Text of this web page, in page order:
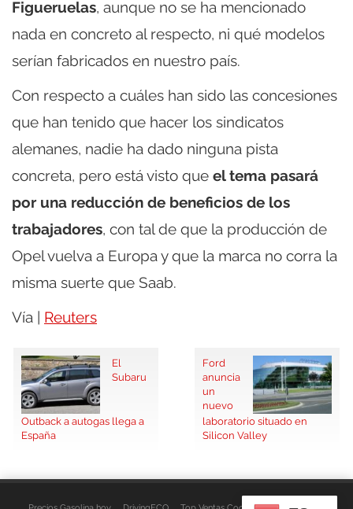
Figueruelas, aunque no se ha mencionado
nada en concreto al respecto, ni qué modelos
serían fabricados en nuestro país.
Con respecto a cuáles han sido las concesiones
que han tenido que hacer los sindicatos
alemanes, nadie ha dado ninguna pista
concreta, pero está visto que el tema pasará
por una reducción de beneficios de los
trabajadores, con tal de que la producción de
Opel vuelva a Europa y que la marca no corra la
misma suerte que Saab.
Vía | Reuters
El
Subaru
Outback a autogas llega a
España
Ford
anuncia
un
nuevo
laboratorio situado en
Silicon Valley